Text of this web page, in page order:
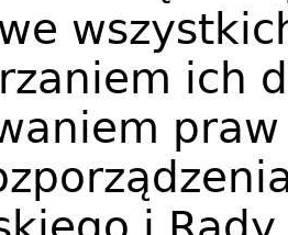
ich